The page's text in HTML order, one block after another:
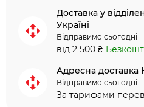
Доставка у
Україні
Відправимо сьогодні
від 2 500 ₴
Адресна доставка
Відправимо сьогодні
За тарифами